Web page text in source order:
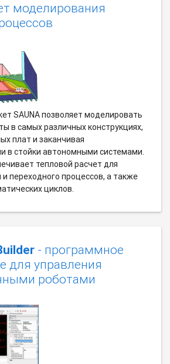
моделирования
SAUNA позволяет моделировать
в самых различных конструкциях,
плат и заканчивая
в стойки автономными системами.
тепловой расчет для
переходного процессов, а также
циклов.
- программное
для управления
роботами